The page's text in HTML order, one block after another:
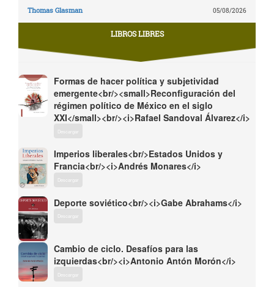
Thomas Glasman 05/08/2026
LIBROS LIBRES
Formas de hacer política y subjetividad
emergente<br/><small>Reconfiguración del
régimen político de México en el siglo
XXI</small><br/><i>Rafael Sandoval Álvarez</i>
Descargar
Imperios liberales<br/>Estados Unidos y
Francia<br/><i>Andrés Monares</i>
Descargar
Deporte soviético<br/><i>Gabe Abrahams</i>
Descargar
Cambio de ciclo. Desafíos para las
izquierdas<br/><i>Antonio Antón Morón</i>
Descargar